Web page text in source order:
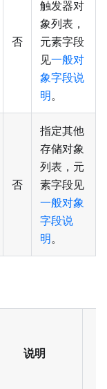
否
触发器对
象列表，
元素字段
见一般对
象字段说
明。
否
指定其他
存储对象
列表，元
素字段见
一般对象
字段说
明。
说明